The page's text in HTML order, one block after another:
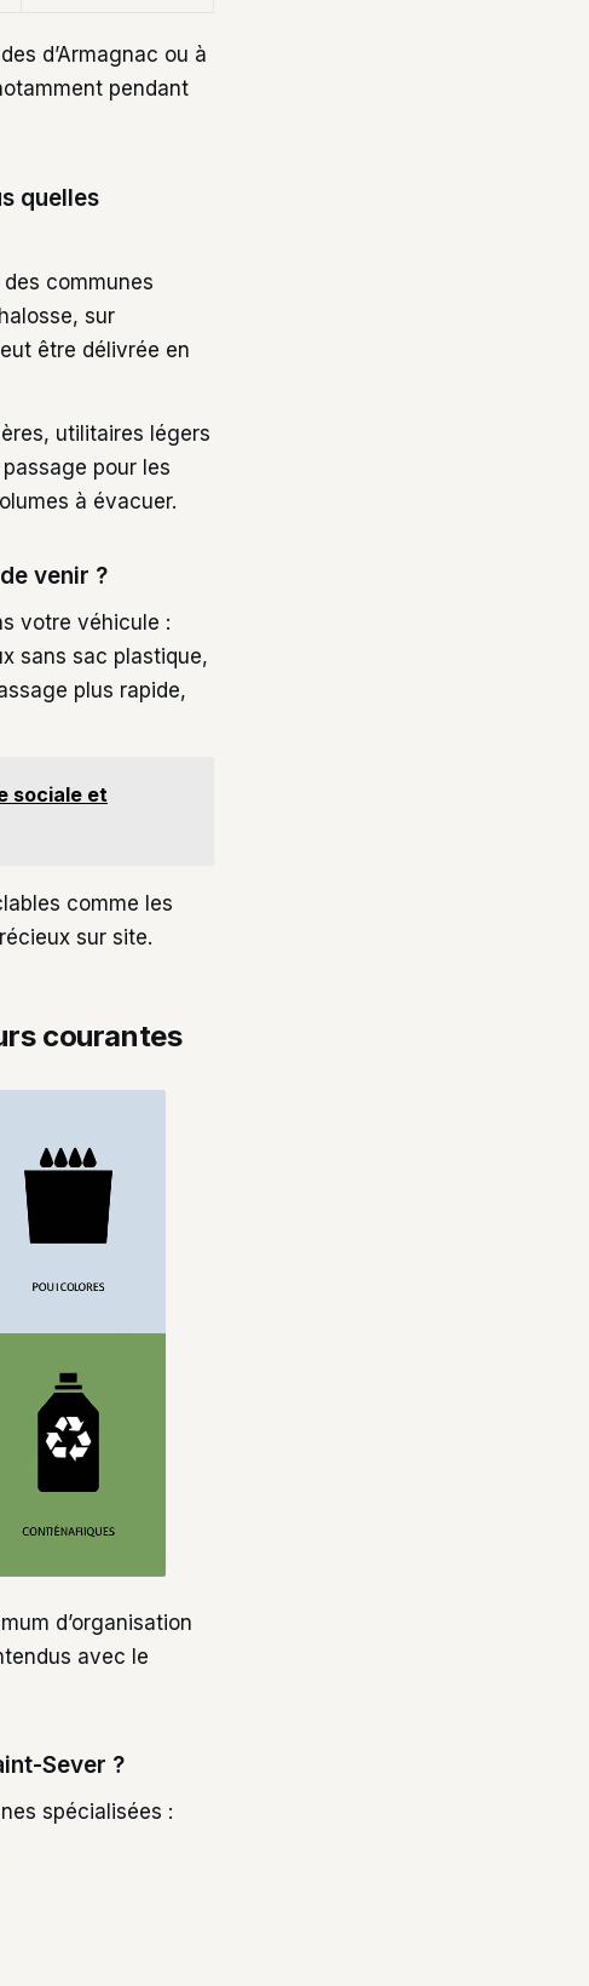
d’Armagnac ou à
pendant
quelles
des communes
sur
être délivrée en
utilitaires légers
pour les
à évacuer.
venir ?
votre véhicule :
sans sac plastique,
plus rapide,
sociale et
comme les
sur site.
courantes
d’organisation
avec le
Sever ?
spécialisées :